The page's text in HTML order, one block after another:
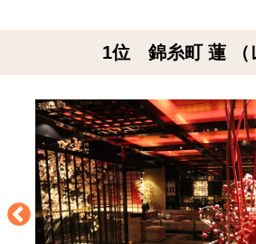
1位 錦糸町 蓮 （